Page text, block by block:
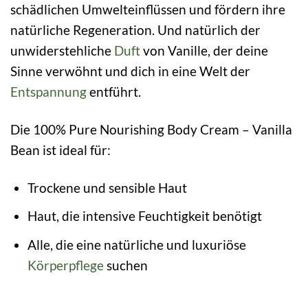
schädlichen Umwelteinflüssen und fördern ihre
natürliche Regeneration. Und natürlich der
unwiderstehliche Duftvon Vanille, der deine
Sinne verwöhnt und dich in eine Welt der
Entspannungentführt.
Die 100% Pure Nourishing Body Cream – Vanilla
Bean ist ideal für:
Trockene und sensible Haut
Haut, die intensive Feuchtigkeit benötigt
Alle, die eine natürliche und luxuriöse
Körperpflegesuchen